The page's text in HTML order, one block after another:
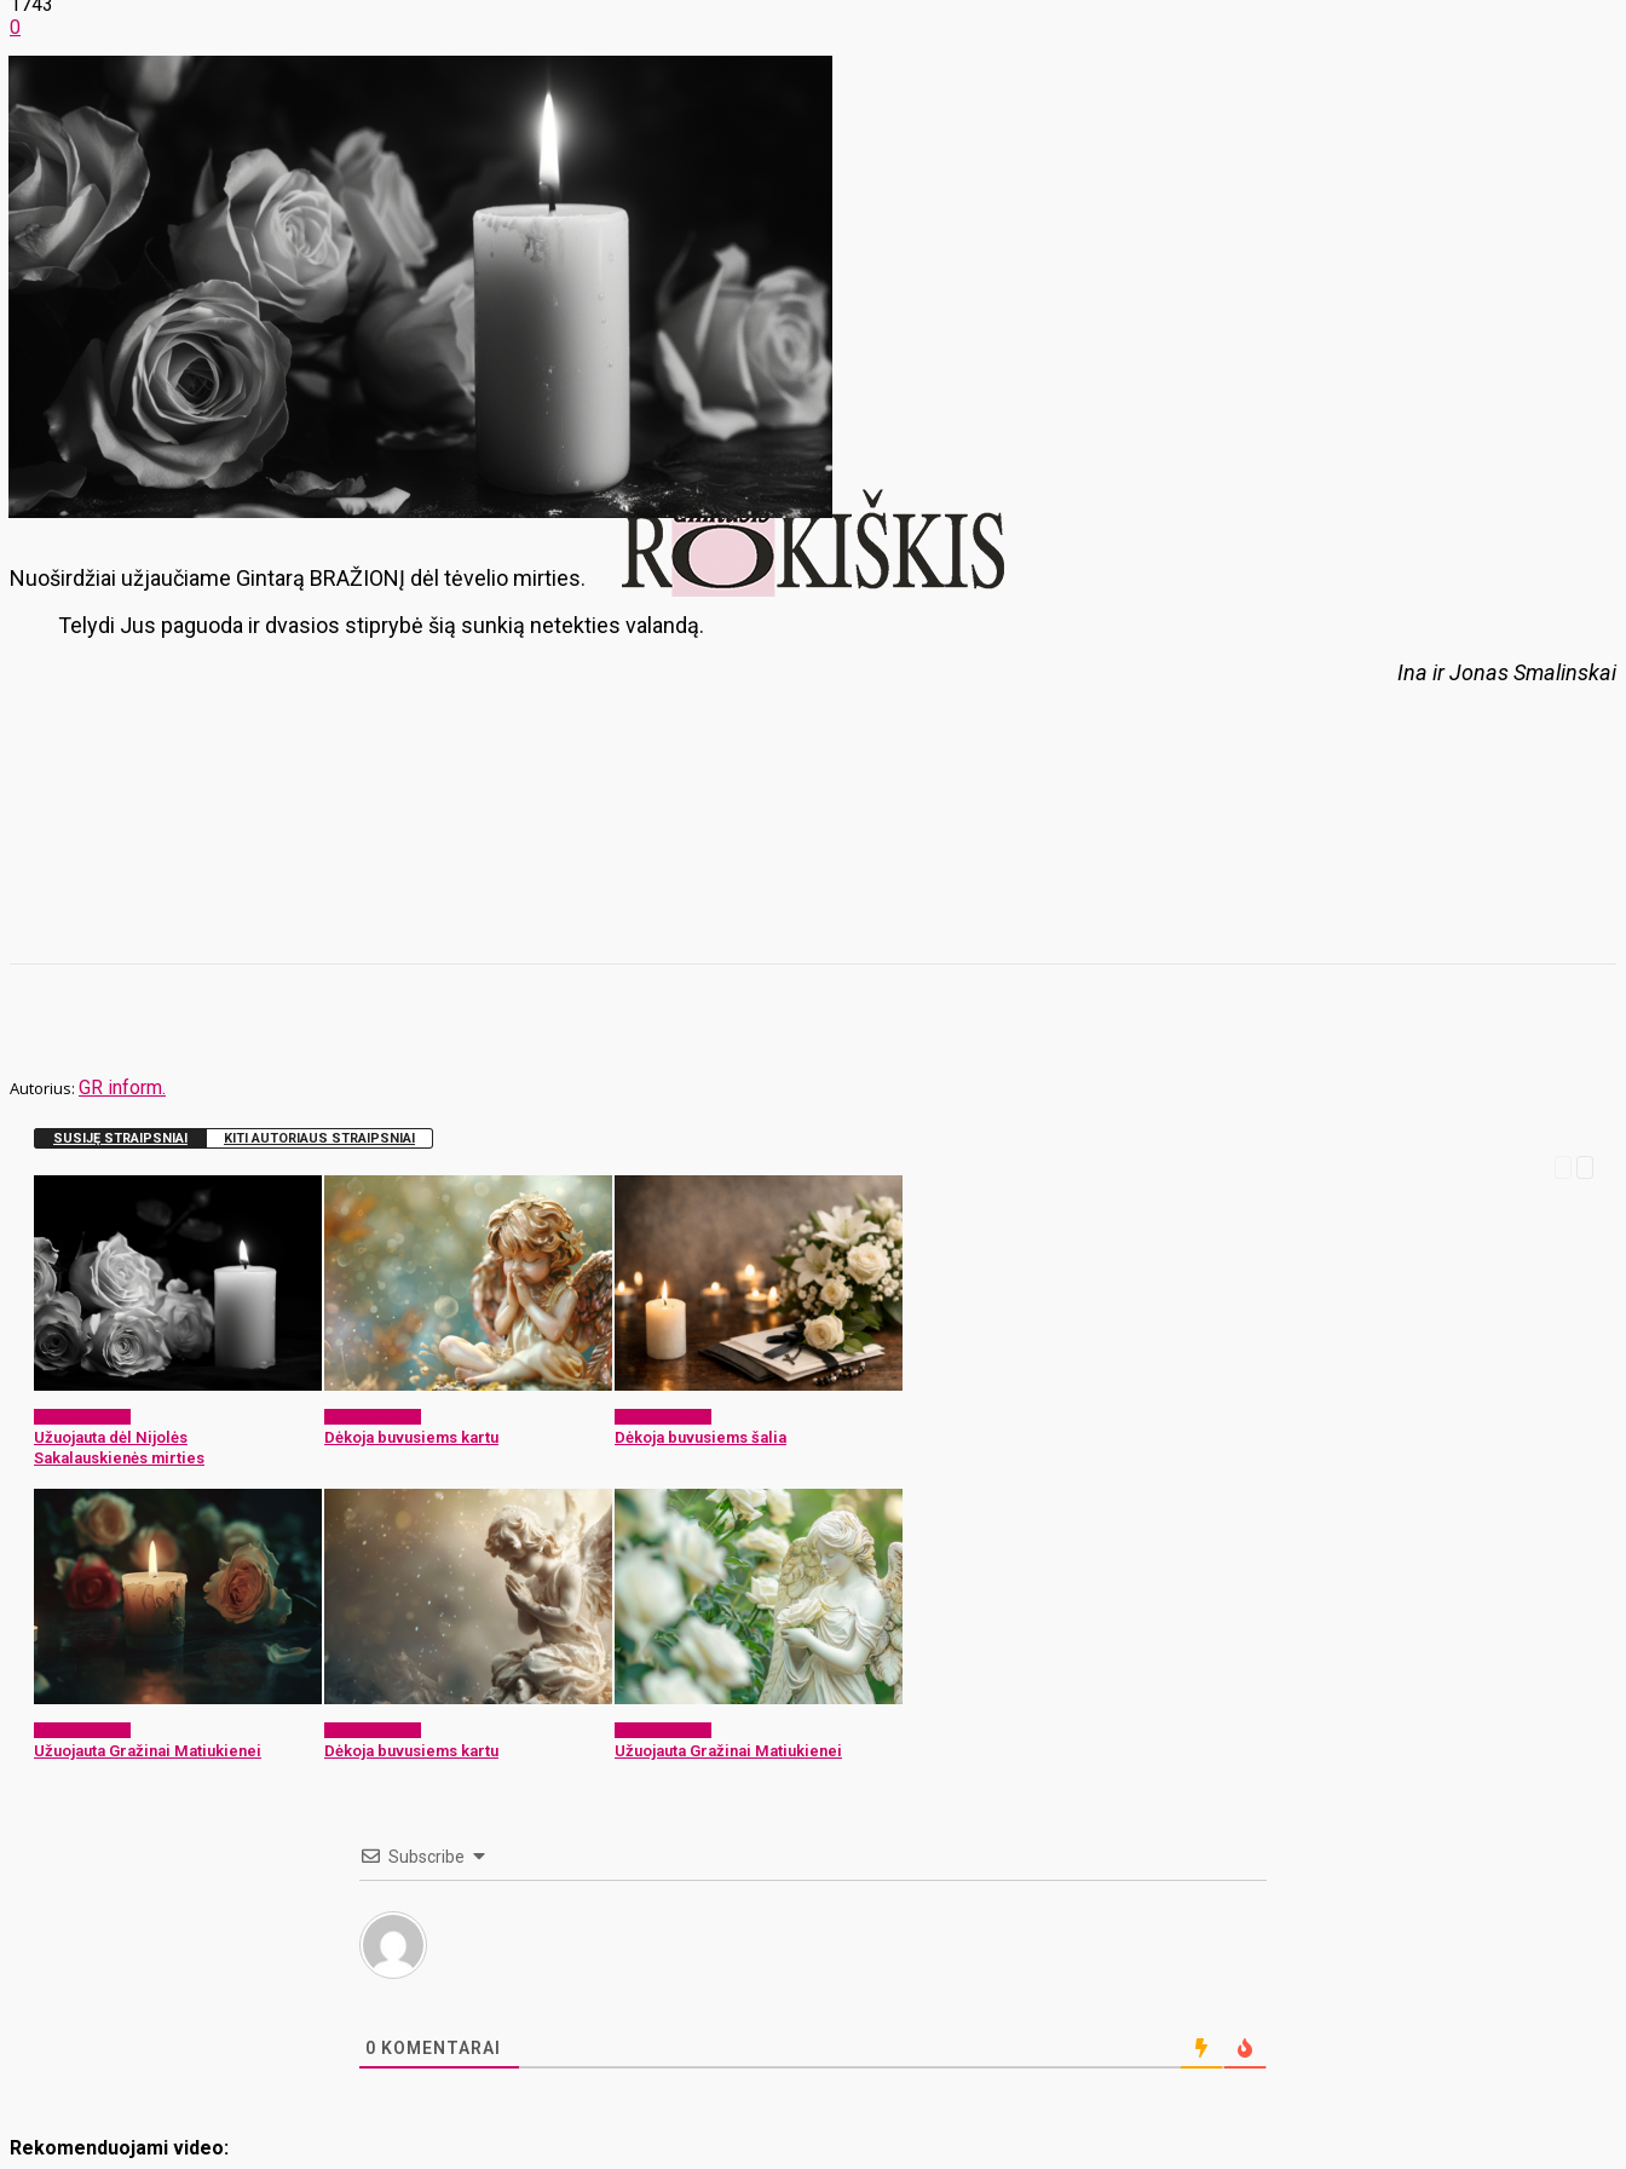
0
Nuoširdžiai užjaučiame Gintarą BRAŽIONĮ dėl tėvelio mirties.
Telydi Jus paguoda ir dvasios stiprybė šią sunkią netekties valandą.
Ina ir Jonas Smalinskai
GR inform.
SUSIJĘ STRAIPSNIAI KITI AUTORIAUS STRAIPSNIAI
Užuojauta dėl Nijolės
Sakalauskienės mirties
Dėkoja buvusiems kartu Dėkoja buvusiems šalia
Užuojauta Gražinai Matiukienei Dėkoja buvusiems kartu Užuojauta Gražinai Matiukienei
Subscribe
0 KOMENTARAI
Rekomenduojami video: